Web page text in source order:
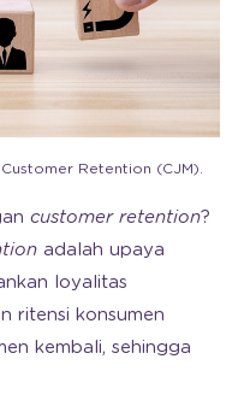
Retention (CJM).
customer retention?
adalah upaya
loyalitas
ritensi konsumen
kembali, sehingga